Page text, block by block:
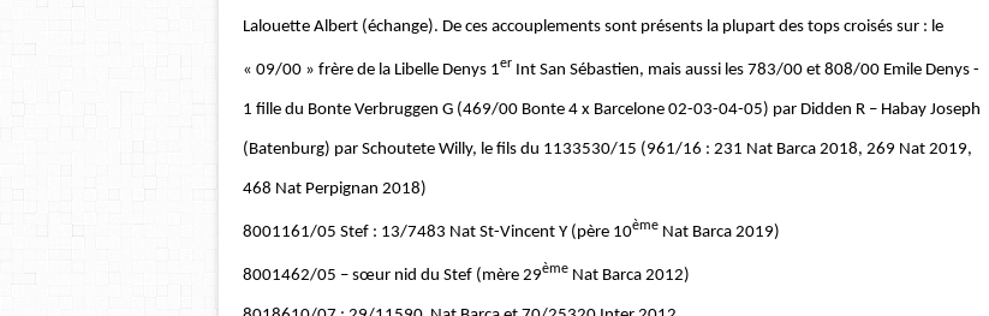
Lalouette Albert (échange). De ces accouplements sont présents la plupart des tops croisés sur : le
« 09/00 » frère de la Libelle Denys 1er Int San Sébastien, mais aussi les 783/00 et 808/00 Emile Denys -
1 fille du Bonte Verbruggen G (469/00 Bonte 4 x Barcelone 02-03-04-05) par Didden R – Habay Joseph
(Batenburg) par Schoutete Willy, le fils du 1133530/15 (961/16 : 231 Nat Barca 2018, 269 Nat 2019,
468 Nat Perpignan 2018)
8001161/05 Stef : 13/7483 Nat St-Vincent Y (père 10ème Nat Barca 2019)
8001462/05 – sœur nid du Stef (mère 29ème Nat Barca 2012)